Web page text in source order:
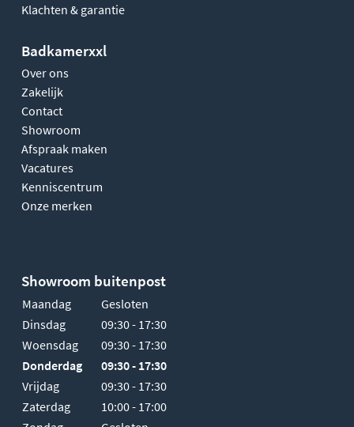
Klachten & garantie
Badkamerxxl
Over ons
Zakelijk
Contact
Showroom
Afspraak maken
Vacatures
Kenniscentrum
Onze merken
Showroom buitenpost
Maandag
Gesloten
Dinsdag
09:30 - 17:30
Woensdag
09:30 - 17:30
Donderdag
09:30 - 17:30
Vrijdag
09:30 - 17:30
Zaterdag
10:00 - 17:00